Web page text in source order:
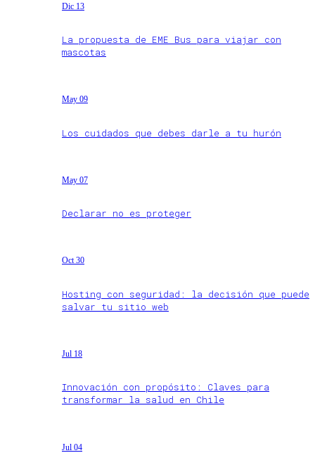
Dic 13
La propuesta de EME Bus para viajar con
mascotas
May 09
Los cuidados que debes darle a tu hurón
May 07
Declarar no es proteger
Oct 30
Hosting con seguridad: la decisión que puede
salvar tu sitio web
Jul 18
Innovación con propósito: Claves para
transformar la salud en Chile
Jul 04